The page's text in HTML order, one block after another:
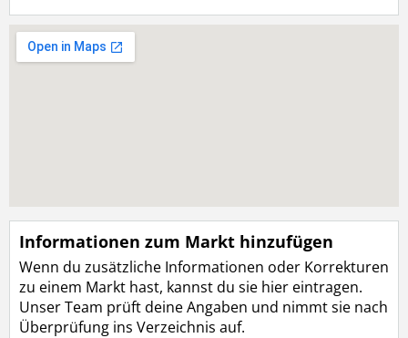
Informationen zum Markt hinzufügen
Wenn du zusätzliche Informationen oder Korrekturen
zu einem Markt hast, kannst du sie hier eintragen.
Unser Team prüft deine Angaben und nimmt sie nach
Überprüfung ins Verzeichnis auf.